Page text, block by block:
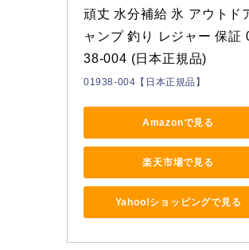
頑丈 水分補給 氷 アウトド
ャンプ 釣り レジャー 保証
38-004 (日本正規品)
01938-004【日本正規品】
Amazonで見る
楽天市場で見る
Yahoo!ショッピングで見る